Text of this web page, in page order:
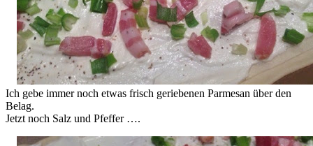
Ich gebe immer noch etwas frisch geriebenen Parmesan über den
Belag.
Jetzt noch Salz und Pfeffer ….